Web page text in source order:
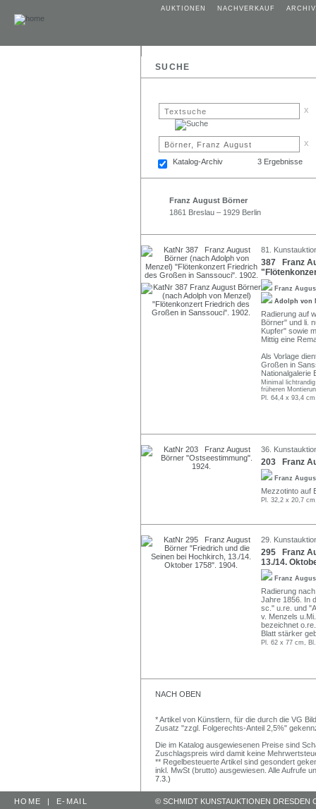
AUKTIONEN NACHVERKAUF ARCHIV
SUCHE
x
x
Katalog-Archiv 3 Ergebnisse
Franz August Börner
1861 Breslau – 1929 Berlin
81.
387 Franz
Franz
Adolph von
Radierung auf
Börner" und li.
Kupfer" sowie
Mittig eine
Als Vorlage
Großen in
Nationalgalerie
Minimal
früheren
Pl. 64,4 x 93,4
36.
203 Franz
Franz
Mezzotinto auf
Pl. 32,2 x 20,7
29.
295 Franz
13./14.
Franz
Radierung
Jahre 1856. In
sc." u.re. und
v. Menzels
bezeichnet o.re.
Blatt stärker
Pl. 62 x 77 cm,
NACH OBEN
* Artikel von Künstlern, für die durch die VG
Zusatz "zzgl. Folgerechts-Anteil 2,5%"
Die im Katalog ausgewiesenen Preise sind
Zuschlagspreis wird damit keine
** Regelbesteuerte Artikel sind gesondert
inkl. MwSt (brutto) ausgewiesen. Alle Aufrufe
7.3.)
HOME | E-MAIL © SCHMIDT KUNSTAUKTIONEN DRESDEN